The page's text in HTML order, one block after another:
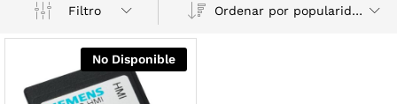
Filtro
Ordenar por popularidad
No Disponible